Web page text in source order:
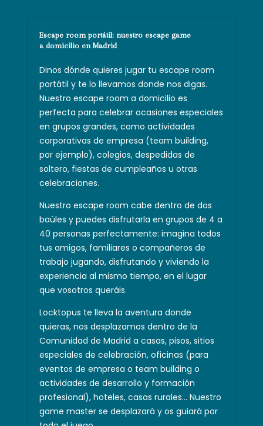
Escape room portátil: nuestro escape game
a domicilio en Madrid
Dinos dónde quieres jugar tu escape room
portátil y te lo llevamos donde nos digas.
Nuestro escape room a domicilio es
perfecta para celebrar ocasiones especiales
en grupos grandes, como actividades
corporativas de empresa (team building,
por ejemplo), colegios, despedidas de
soltero, fiestas de cumpleaños u otras
celebraciones.
Nuestro escape room cabe dentro de dos
baúles y puedes disfrutarla en grupos de 4 a
40 personas perfectamente: imagina todos
tus amigos, familiares o compañeros de
trabajo jugando, disfrutando y viviendo la
experiencia al mismo tiempo, en el lugar
que vosotros queráis.
Locktopus te lleva la aventura donde
quieras, nos desplazamos dentro de la
Comunidad de Madrid a casas, pisos, sitios
especiales de celebración, oficinas (para
eventos de empresa o team building o
actividades de desarrollo y formación
profesional), hoteles, casas rurales… Nuestro
game master se desplazará y os guiará por